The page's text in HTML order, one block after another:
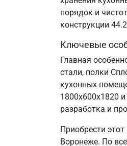
порядок и
конструкции
Ключевые
Главная
стали, полки
кухонных
1800х600х1820
разработка и
Приобрести
Воронеже. По